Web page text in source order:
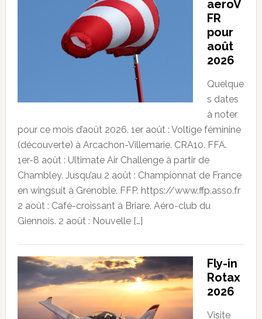
aeroV
FR
pour
août
2026
Quelque
s dates
à noter
pour ce mois d’août 2026. 1er août : Voltige féminine
(découverte) à Arcachon-Villemarie. CRA10. FFA.
1er-8 août : Ultimate Air Challenge à partir de
Chambley. Jusqu’au 2 août : Championnat de France
en wingsuit à Grenoble. FFP. https://www.ffp.asso.fr
2 août : Café-croissant à Briare. Aéro-club du
Giennois. 2 août : Nouvelle […]
Fly-in
Rotax
2026
Visite